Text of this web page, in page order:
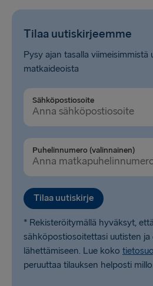
Rosslare → Fishguard
LATVIASTA SAKSAAN
Liepāja → Travemünde
Travemünde → Liepāja
Ventspils → Nynäshamn
Nynäshamn → Ventspils
Tilaa uutiskirjeemme
Pysy ajan tasalla viimeisimmistä
matkaideoista
Sähköpostiosoite
Puhelinnumero (valinnainen)
Tilaa uutiskirje
* Rekisteröitymällä hyväksyt,
sähköpostiosoitettasi uutisten ja
lähettämiseen. Lue koko
peruuttaa tilauksen helposti